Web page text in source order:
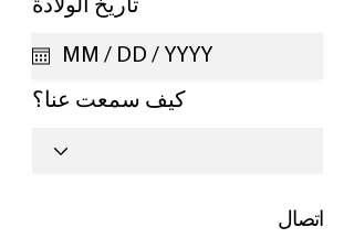
تاريخ الولادة
q
كيف سمعت عنا؟
اتصال